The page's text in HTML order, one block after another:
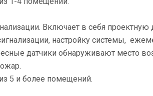
Включает в себя
настройку системы,
датчики обнаруживают место
5 и более помещений.